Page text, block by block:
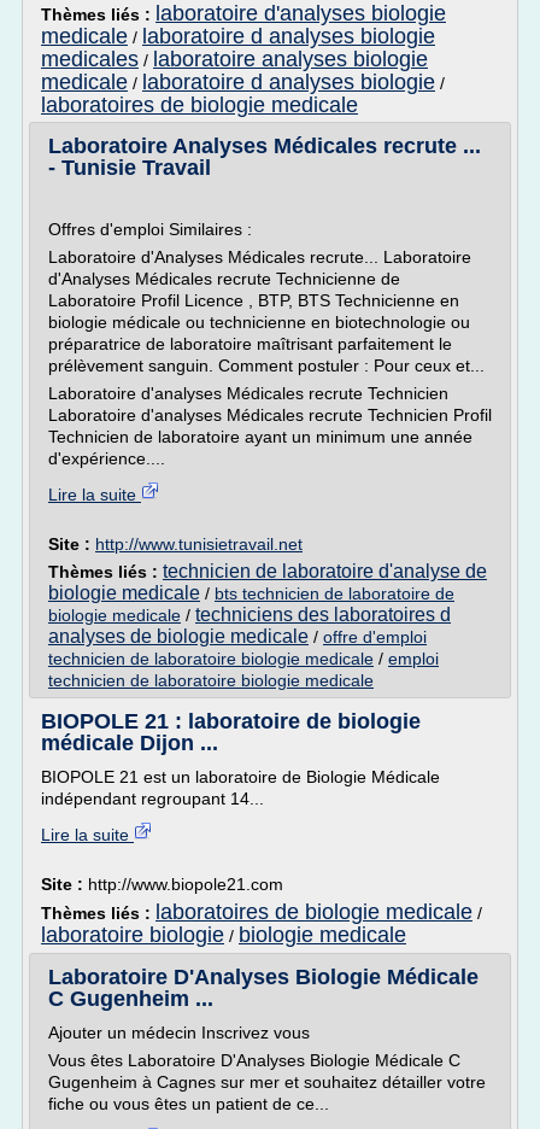
Thèmes liés : laboratoire d'analyses biologie
medicale / laboratoire d analyses biologie
medicales / laboratoire analyses biologie
medicale / laboratoire d analyses biologie /
laboratoires de biologie medicale
Laboratoire Analyses Médicales recrute ...
- Tunisie Travail
Offres d'emploi Similaires :
Laboratoire d'Analyses Médicales recrute... Laboratoire
d'Analyses Médicales recrute Technicienne de
Laboratoire Profil Licence , BTP, BTS Technicienne en
biologie médicale ou technicienne en biotechnologie ou
préparatrice de laboratoire maîtrisant parfaitement le
prélèvement sanguin. Comment postuler : Pour ceux et...
Laboratoire d'analyses Médicales recrute Technicien
Laboratoire d'analyses Médicales recrute Technicien Profil
Technicien de laboratoire ayant un minimum une année
d'expérience....
Lire la suite
Site : http://www.tunisietravail.net
Thèmes liés : technicien de laboratoire d'analyse de
biologie medicale / bts technicien de laboratoire de
biologie medicale / techniciens des laboratoires d
analyses de biologie medicale / offre d'emploi
technicien de laboratoire biologie medicale / emploi
technicien de laboratoire biologie medicale
BIOPOLE 21 : laboratoire de biologie
médicale Dijon ...
BIOPOLE 21 est un laboratoire de Biologie Médicale
indépendant regroupant 14...
Lire la suite
Site : http://www.biopole21.com
Thèmes liés : laboratoires de biologie medicale /
laboratoire biologie / biologie medicale
Laboratoire D'Analyses Biologie Médicale
C Gugenheim ...
Ajouter un médecin Inscrivez vous
Vous êtes Laboratoire D'Analyses Biologie Médicale C
Gugenheim à Cagnes sur mer et souhaitez détailler votre
fiche ou vous êtes un patient de ce...